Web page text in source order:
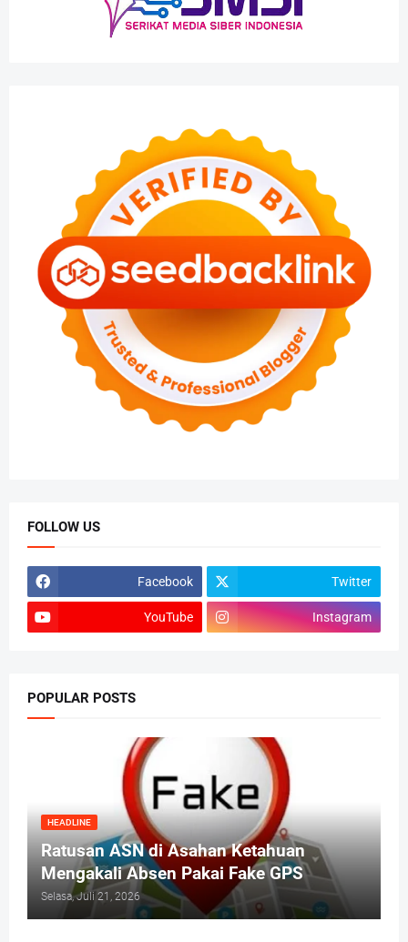
FOLLOW US
Facebook Twitter
YouTube Instagram
POPULAR POSTS
HEADLINE
Ratusan ASN di Asahan Ketahuan
Mengakali Absen Pakai Fake GPS
Selasa, Juli 21, 2026